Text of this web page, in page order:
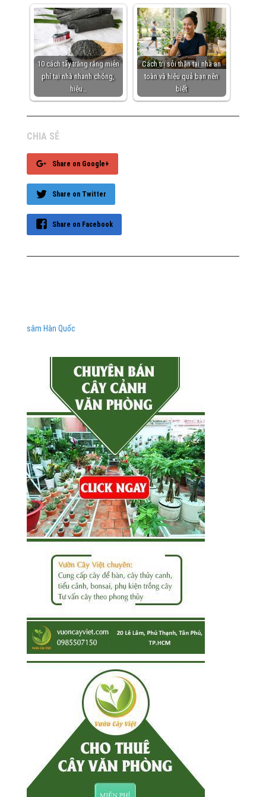
10 cách tẩy trắng răng miễn
phí tại nhà nhanh chóng,
hiệu…
Cách trị sỏi thận tại nhà an
toàn và hiệu quả bạn nên
biết
CHIA SẺ
Share on Google+
Share on Twitter
Share on Facebook
sâm Hàn Quốc